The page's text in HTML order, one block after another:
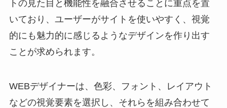
トの見た目と機能性を融合させることに重点を置
いており、ユーザーがサイトを使いやすく、視覚
的にも魅力的に感じるようなデザインを作り出す
ことが求められます。
WEBデザイナーは、色彩、フォント、レイアウト
などの視覚要素を選択し、それらを組み合わせて